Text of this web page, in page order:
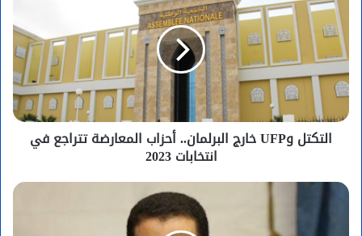
التكتل وUFP خارج البرلمان.. أحزاب المعارضة تتراجع في
انتخابات 2023